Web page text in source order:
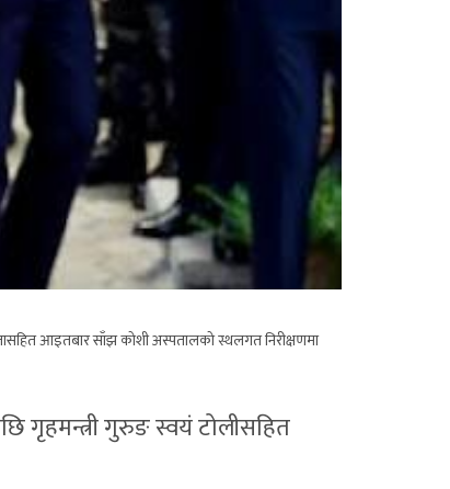
आइतबार साँझ कोशी अस्पतालको स्थलगत निरीक्षणमा
गृहमन्त्री गुरुङ स्वयं टोलीसहित